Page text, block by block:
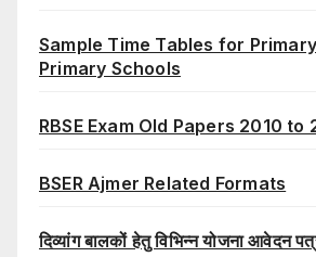
Sample Time Tables for
Primary Schools
RBSE Exam Old Papers 2010 to
BSER Ajmer Related Formats
दिव्यांग बालकों हेतु विभिन्न योजना आवेदन